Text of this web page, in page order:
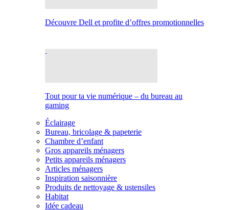
Découvre Dell et profite d’offres promotionnelles
Tout pour ta vie numérique – du bureau au
gaming
Éclairage
Bureau, bricolage & papeterie
Chambre d’enfant
Gros appareils ménagers
Petits appareils ménagers
Articles ménagers
Inspiration saisonnière
Produits de nettoyage & ustensiles
Habitat
Idée cadeau